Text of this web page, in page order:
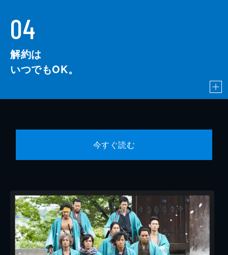
04
解約は
いつでもOK。
今すぐ読む